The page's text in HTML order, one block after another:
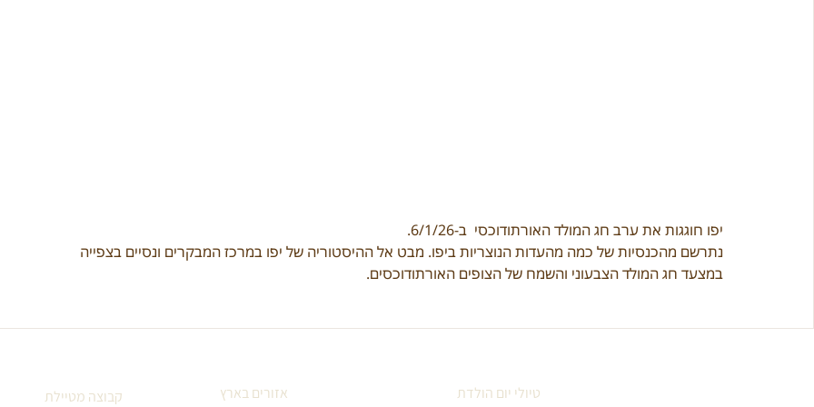
יפו חוגגות את ערב חג המולד האורתודוכסי  ב-6/1/26
.
נתרשם מהכנסיות של כמה מהעדות הנוצריות ביפו. מבט אל ההיסטוריה של יפו במרכז המבקרים ונסיים בצפייה
במצעד חג המולד הצבעוני והשמח של הצופים האורתודוכסים.
קבוצה מטיילת
אזורים בארץ
טיולי יום הולדת